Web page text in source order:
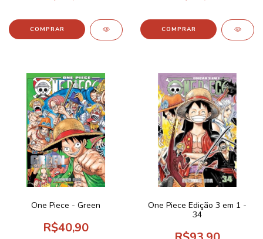
One Piece - Green
R$40,90
One Piece Edição 3 em 1 -
34